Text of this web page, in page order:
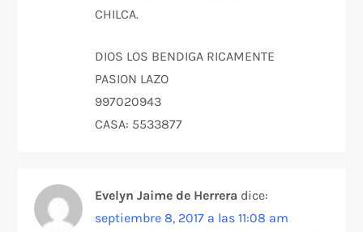
CHILCA.
DIOS LOS BENDIGA RICAMENTE
PASION LAZO
997020943
CASA: 5533877
Evelyn Jaime de Herrera dice:
septiembre 8, 2017 a las 11:08 am